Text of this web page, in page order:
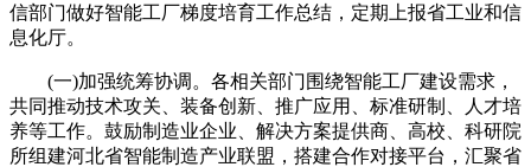
信部门做好智能工厂梯度培育工作总结，定期上报省工业和信
息化厅。
(一)加强统筹协调。各相关部门围绕智能工厂建设需求，
共同推动技术攻关、装备创新、推广应用、标准研制、人才培
养等工作。鼓励制造业企业、解决方案提供商、高校、科研院
所组建河北省智能制造产业联盟，搭建合作对接平台，汇聚省